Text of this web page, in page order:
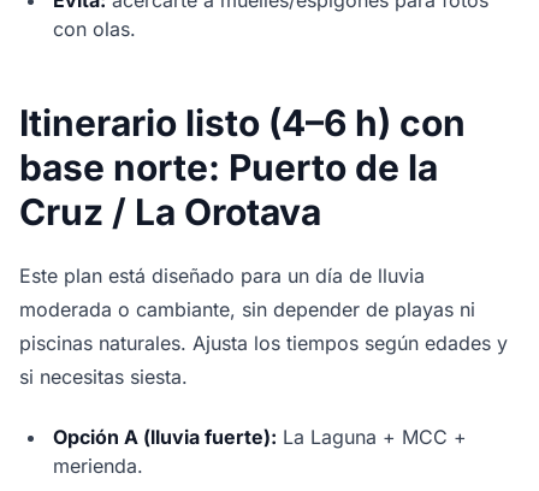
con olas.
Itinerario listo (4–6 h) con
base norte: Puerto de la
Cruz / La Orotava
Este plan está diseñado para un día de lluvia
moderada o cambiante, sin depender de playas ni
piscinas naturales. Ajusta los tiempos según edades y
si necesitas siesta.
Opción A (lluvia fuerte): La Laguna + MCC +
merienda.